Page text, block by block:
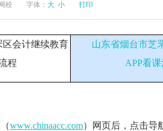
校 字体： 大 小 打印
区会计继续教育
程
山东省烟台市芝
APP看
www.chinaacc.com）网页后，点击导